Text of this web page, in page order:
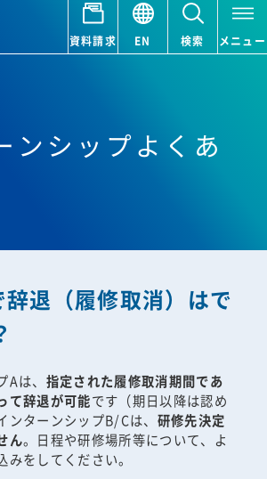
資料請求 EN 検索 メニュー
ンシップよくあ
退（履修取消）はで
は、 指定された履修取消期間であ
て辞退が可能です（期日以降は認め
ンターンシップB/Cは、 研修先決定
ん。日程や研修場所等について、よ
みをしてください。